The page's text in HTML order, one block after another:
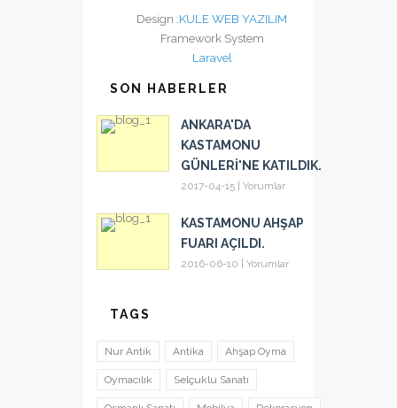
Design :KULE WEB YAZILIM
Framework System
Laravel
SON HABERLER
ANKARA'DA
KASTAMONU
GÜNLERI'NE KATILDIK.
2017-04-15 | Yorumlar
KASTAMONU AHŞAP
FUARI AÇILDI.
2016-06-10 | Yorumlar
TAGS
Nur Antik Antika Ahşap Oyma
Oymacılık Selçuklu Sanatı